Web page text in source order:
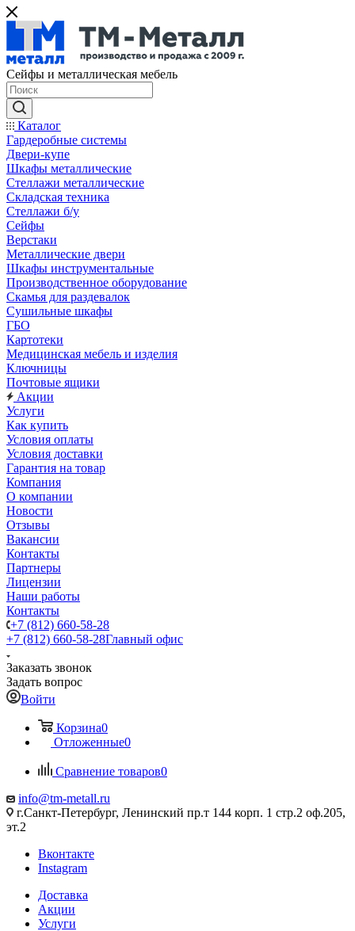
Сейфы и металлическая мебель
Каталог
Гардеробные системы
Двери-купе
Шкафы металлические
Стеллажи металлические
Складская техника
Стеллажи б/у
Сейфы
Верстаки
Металлические двери
Шкафы инструментальные
Производственное оборудование
Скамья для раздевалок
Сушильные шкафы
ГБО
Картотеки
Медицинская мебель и изделия
Ключницы
Почтовые ящики
Акции
Услуги
Как купить
Условия оплаты
Условия доставки
Гарантия на товар
Компания
О компании
Новости
Отзывы
Вакансии
Контакты
Партнеры
Лицензии
Наши работы
Контакты
+7 (812) 660-58-28
+7 (812) 660-58-28Главный офис
Заказать звонок
Задать вопрос
Войти
Корзина0
Отложенные0
Сравнение товаров0
info@tm-metall.ru
г.Санкт-Петербург, Ленинский пр.т 144 корп. 1 стр.2 оф.205,
эт.2
Вконтакте
Instagram
Доставка
Акции
Услуги